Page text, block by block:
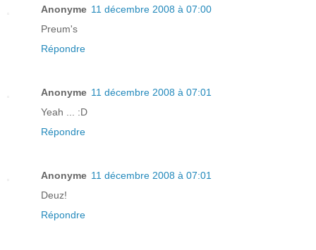
Anonyme 11 décembre 2008 à 07:00
Preum's
Répondre
Anonyme 11 décembre 2008 à 07:01
Yeah ... :D
Répondre
Anonyme 11 décembre 2008 à 07:01
Deuz!
Répondre